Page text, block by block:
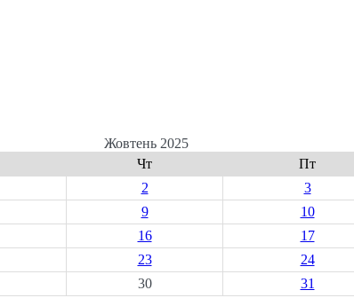
Жовтень 2025
Чт Пт
2 3
9 10
16 17
23 24
30
31